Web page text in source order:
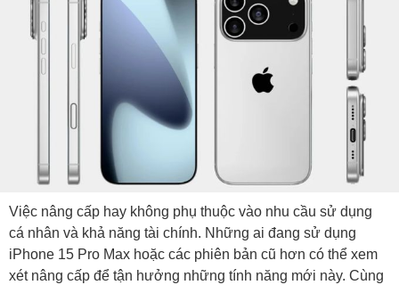
Việc nâng cấp hay không phụ thuộc vào nhu cầu sử dụng
cá nhân và khả năng tài chính. Những ai đang sử dụng
iPhone 15 Pro Max hoặc các phiên bản cũ hơn có thể xem
xét nâng cấp để tận hưởng những tính năng mới này. Cùng